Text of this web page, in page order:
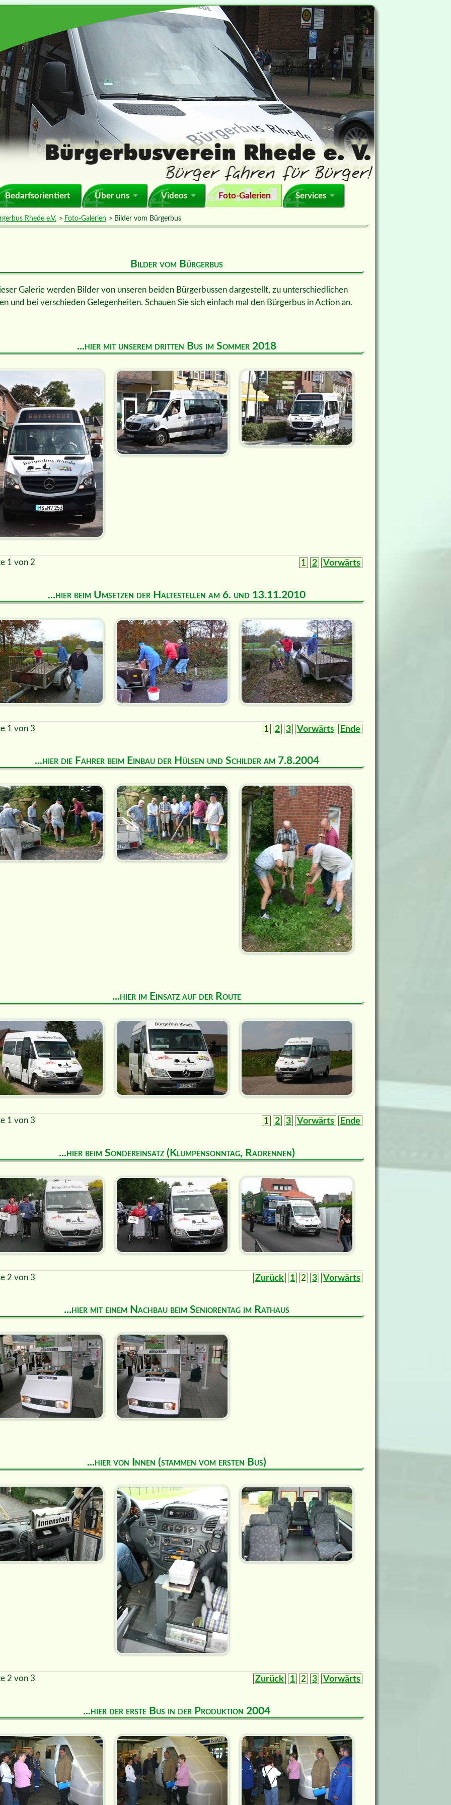
Bedarfsorientiert Über uns Videos Foto-Galerien Services
Rhede e.V. Foto-Galerien Bilder vom Bürgerbus
Bilder vom Bürgerbus
Galerie werden Bilder von unseren beiden Bürgerbussen dargestellt, zu unterschiedlichen
und bei verschieden Gelegenheiten. Schauen Sie sich einfach mal den Bürgerbus in Action an.
...hier mit unserem dritten Bus im Sommer 2018
1 von 2 1 2 Vorwärts
...hier beim Umsetzen der Haltestellen am 6. und 13.11.2010
1 von 3 1 2 3 Vorwärts Ende
...hier die Fahrer beim Einbau der Hülsen und Schilder am 7.8.2004
...hier im Einsatz auf der Route
1 von 3 1 2 3 Vorwärts Ende
...hier beim Sondereinsatz (Klumpensonntag, Radrennen)
2 von 3 Zurück 1 2 3 Vorwärts
...hier mit einem Nachbau beim Seniorentag im Rathaus
...hier von Innen (stammen vom ersten Bus)
2 von 3 Zurück 1 2 3 Vorwärts
...hier der erste Bus in der Produktion 2004